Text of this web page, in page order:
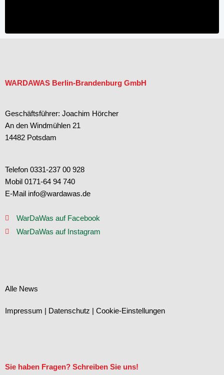
WARDAWAS Berlin-Brandenburg GmbH
Geschäftsführer: Joachim Hörcher
An den Windmühlen 21
14482 Potsdam
Telefon 0331-237 00 928
Mobil 0171-64 94 740
E-Mail info@wardawas.de
WarDaWas auf Facebook
WarDaWas auf Instagram
Alle News
Impressum | Datenschutz | Cookie-Einstellungen
Sie haben Fragen? Schreiben Sie uns!